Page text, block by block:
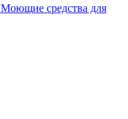
Моющие средства для